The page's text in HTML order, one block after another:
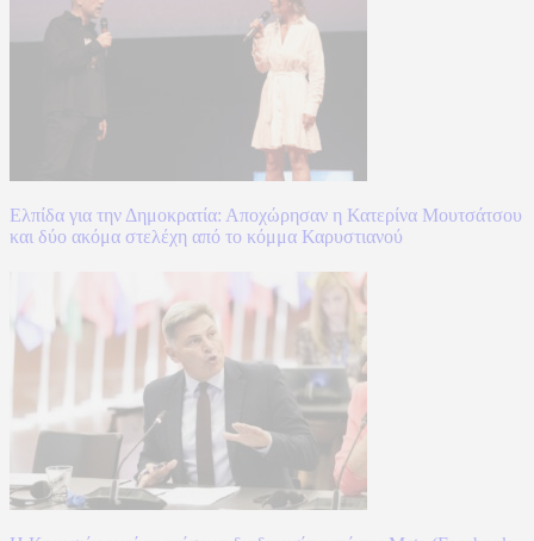
Ελπίδα για την Δημοκρατία: Αποχώρησαν η Κατερίνα Μουτσάτσου
και δύο ακόμα στελέχη από το κόμμα Καρυστιανού